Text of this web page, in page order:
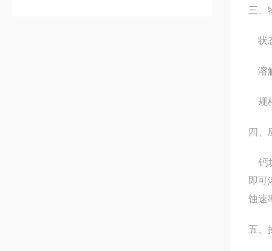
三、
状
溶
规
四、
钙
即可
蚀速
五、